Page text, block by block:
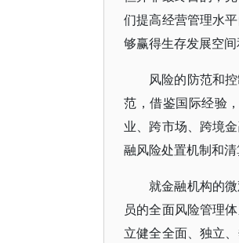
们提高经营管理水
够赢得生存发展空
风险的防范和
范，借鉴国际经验
业、跨市场、跨境
融风险处置机制和清
就金融机构的
员的全面风险管理
立健全全面、独立